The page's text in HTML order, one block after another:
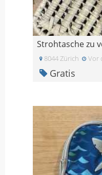
Strohtasche zu
8044 Zürich Vor
Gratis